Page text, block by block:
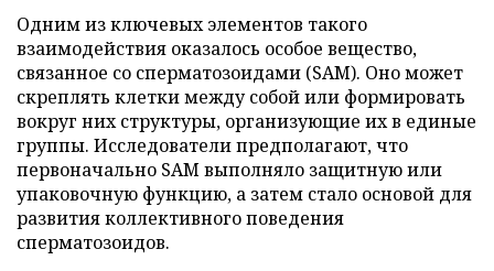
Одним из ключевых элементов такого
взаимодействия оказалось особое вещество,
связанное со сперматозоидами (SAM). Оно может
скреплять клетки между собой или формировать
вокруг них структуры, организующие их в единые
группы. Исследователи предполагают, что
первоначально SAM выполняло защитную или
упаковочную функцию, а затем стало основой для
развития коллективного поведения
сперматозоидов.